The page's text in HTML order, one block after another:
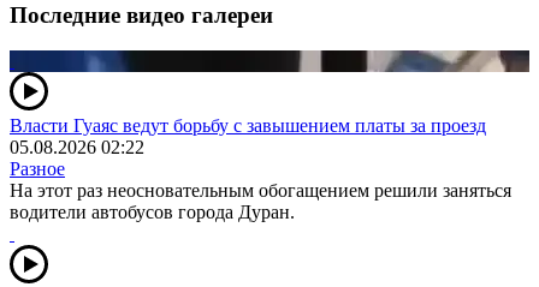
Последние видео галереи
Власти Гуаяс ведут борьбу с завышением платы за проезд
05.08.2026 02:22
Разное
На этот раз неосновательным обогащением решили заняться
водители автобусов города Дуран.